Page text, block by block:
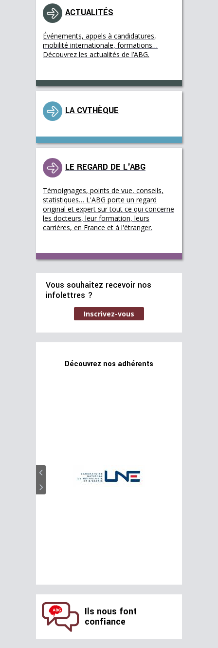
ACTUALITÉS
Événements, appels à candidatures,
mobilité internationale, formations…
Découvrez les actualités de l’ABG.
LA CVTHÈQUE
LE REGARD DE L'ABG
Témoignages, points de vue, conseils,
statistiques… L'ABG porte un regard
original et expert sur tout ce qui concerne
les docteurs, leur formation, leurs
carrières, en France et à l'étranger.
Vous souhaitez recevoir nos
infolettres ?
Inscrivez-vous
Découvrez nos adhérents
Ils nous font
confiance